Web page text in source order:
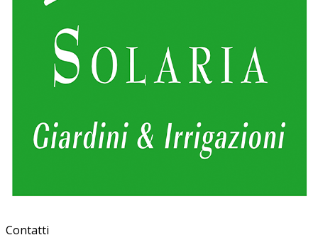
Contatti